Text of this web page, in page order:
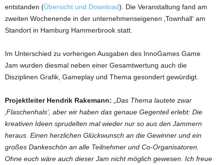
entstanden (Übersicht und Download). Die Veranstaltung fand am
zweiten Wochenende in der unternehmenseigenen ‚Townhall‘ am
Standort in Hamburg Hammerbrook statt.
Im Unterschied zu vorherigen Ausgaben des InnoGames Game
Jam wurden diesmal neben einer Gesamtwertung auch die
Disziplinen Grafik, Gameplay und Thema gesondert gewürdigt.
Projektleiter Hendrik Rakemann: „Das Thema lautete zwar
‚Flaschenhals‘, aber wir haben das genaue Gegenteil erlebt: Die
kreativen Ideen sprudelten mal wieder nur so aus den Jammern
heraus. Einen herzlichen Glückwunsch an die Gewinner und ein
großes Dankeschön an alle Teilnehmer und Co-Organisatoren.
Ohne euch wäre auch dieser Jam nicht möglich gewesen. Ich freue